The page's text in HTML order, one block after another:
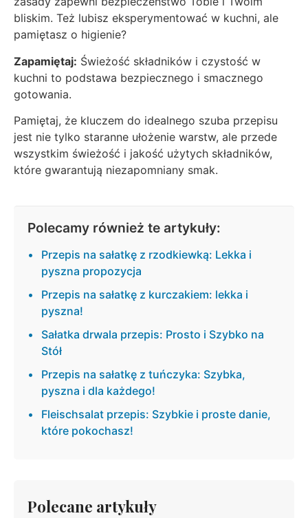
bliskim. Też lubisz eksperymentować w kuchni, ale
pamiętasz o higienie?
Zapamiętaj: Świeżość składników i czystość w
kuchni to podstawa bezpiecznego i smacznego
gotowania.
Pamiętaj, że kluczem do idealnego szuba przepisu
jest nie tylko staranne ułożenie warstw, ale przede
wszystkim świeżość i jakość użytych składników,
które gwarantują niezapomniany smak.
Polecamy również te artykuły:
Przepis na sałatkę z rzodkiewką: Lekka i
pyszna propozycja
Przepis na sałatkę z kurczakiem: lekka i
pyszna!
Sałatka drwala przepis: Prosto i Szybko na
Stół
Przepis na sałatkę z tuńczyka: Szybka,
pyszna i dla każdego!
Fleischsalat przepis: Szybkie i proste danie,
które pokochasz!
Polecane artykuły